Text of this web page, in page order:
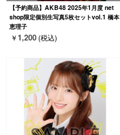
【予約商品】AKB48 2025年1月度 net
shop限定個別生写真5枚セットvol.1 橋本
恵理子
￥ 1,200(税込)